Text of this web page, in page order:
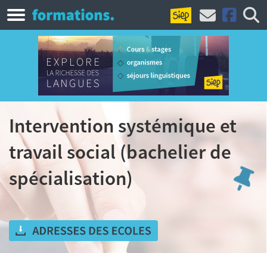
Intervention systémique et
travail social (bachelier de
spécialisation)